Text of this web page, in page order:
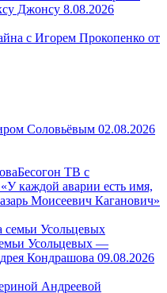
Джонсу 8.08.2026
с Игорем Прокопенко от
Соловьёвым 02.08.2026
Бесогон ТВ с
каждой аварии есть имя,
Моисеевич Каганович»
Усольцевых —
Кондрашова 09.08.2026